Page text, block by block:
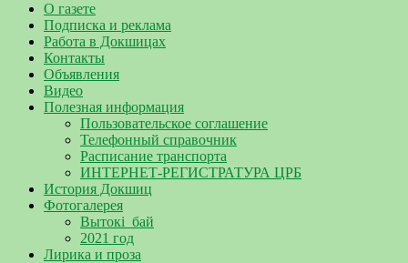
О газете
Подписка и реклама
Работа в Докшицах
Контакты
Объявления
Видео
Полезная информация
Пользовательское соглашение
Телефонный справочник
Расписание транспорта
ИНТЕРНЕТ-РЕГИСТРАТУРА ЦРБ
История Докшиц
Фотогалерея
Вытокі_бай
2021 год
Лирика и проза